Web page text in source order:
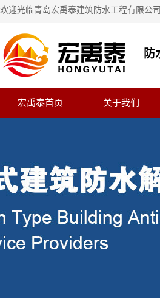
欢迎光临青岛宏禹泰建筑防水工程有限公
防
宏禹泰首页 关于我们